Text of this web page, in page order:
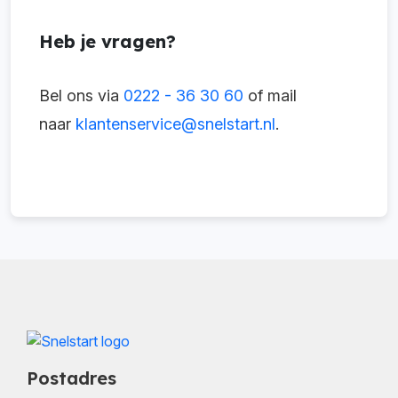
Heb je vragen?
Bel ons via 0222 - 36 30 60 of mail
naar klantenservice@snelstart.nl.
Postadres